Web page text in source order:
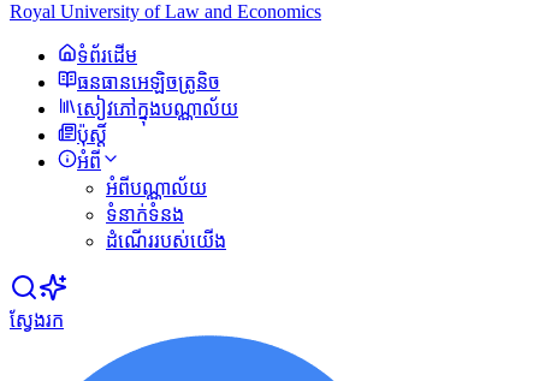
Royal University of Law and Economics
ទំព័រដើម
ធនធានអេឡិចត្រូនិច
សៀវភៅក្នុងបណ្ណាល័យ
ប៉ុស្ដិ៍
អំពី
អំពីបណ្ណាល័យ
ទំនាក់ទំនង
ដំណើររបស់យើង
ស្វែងរក